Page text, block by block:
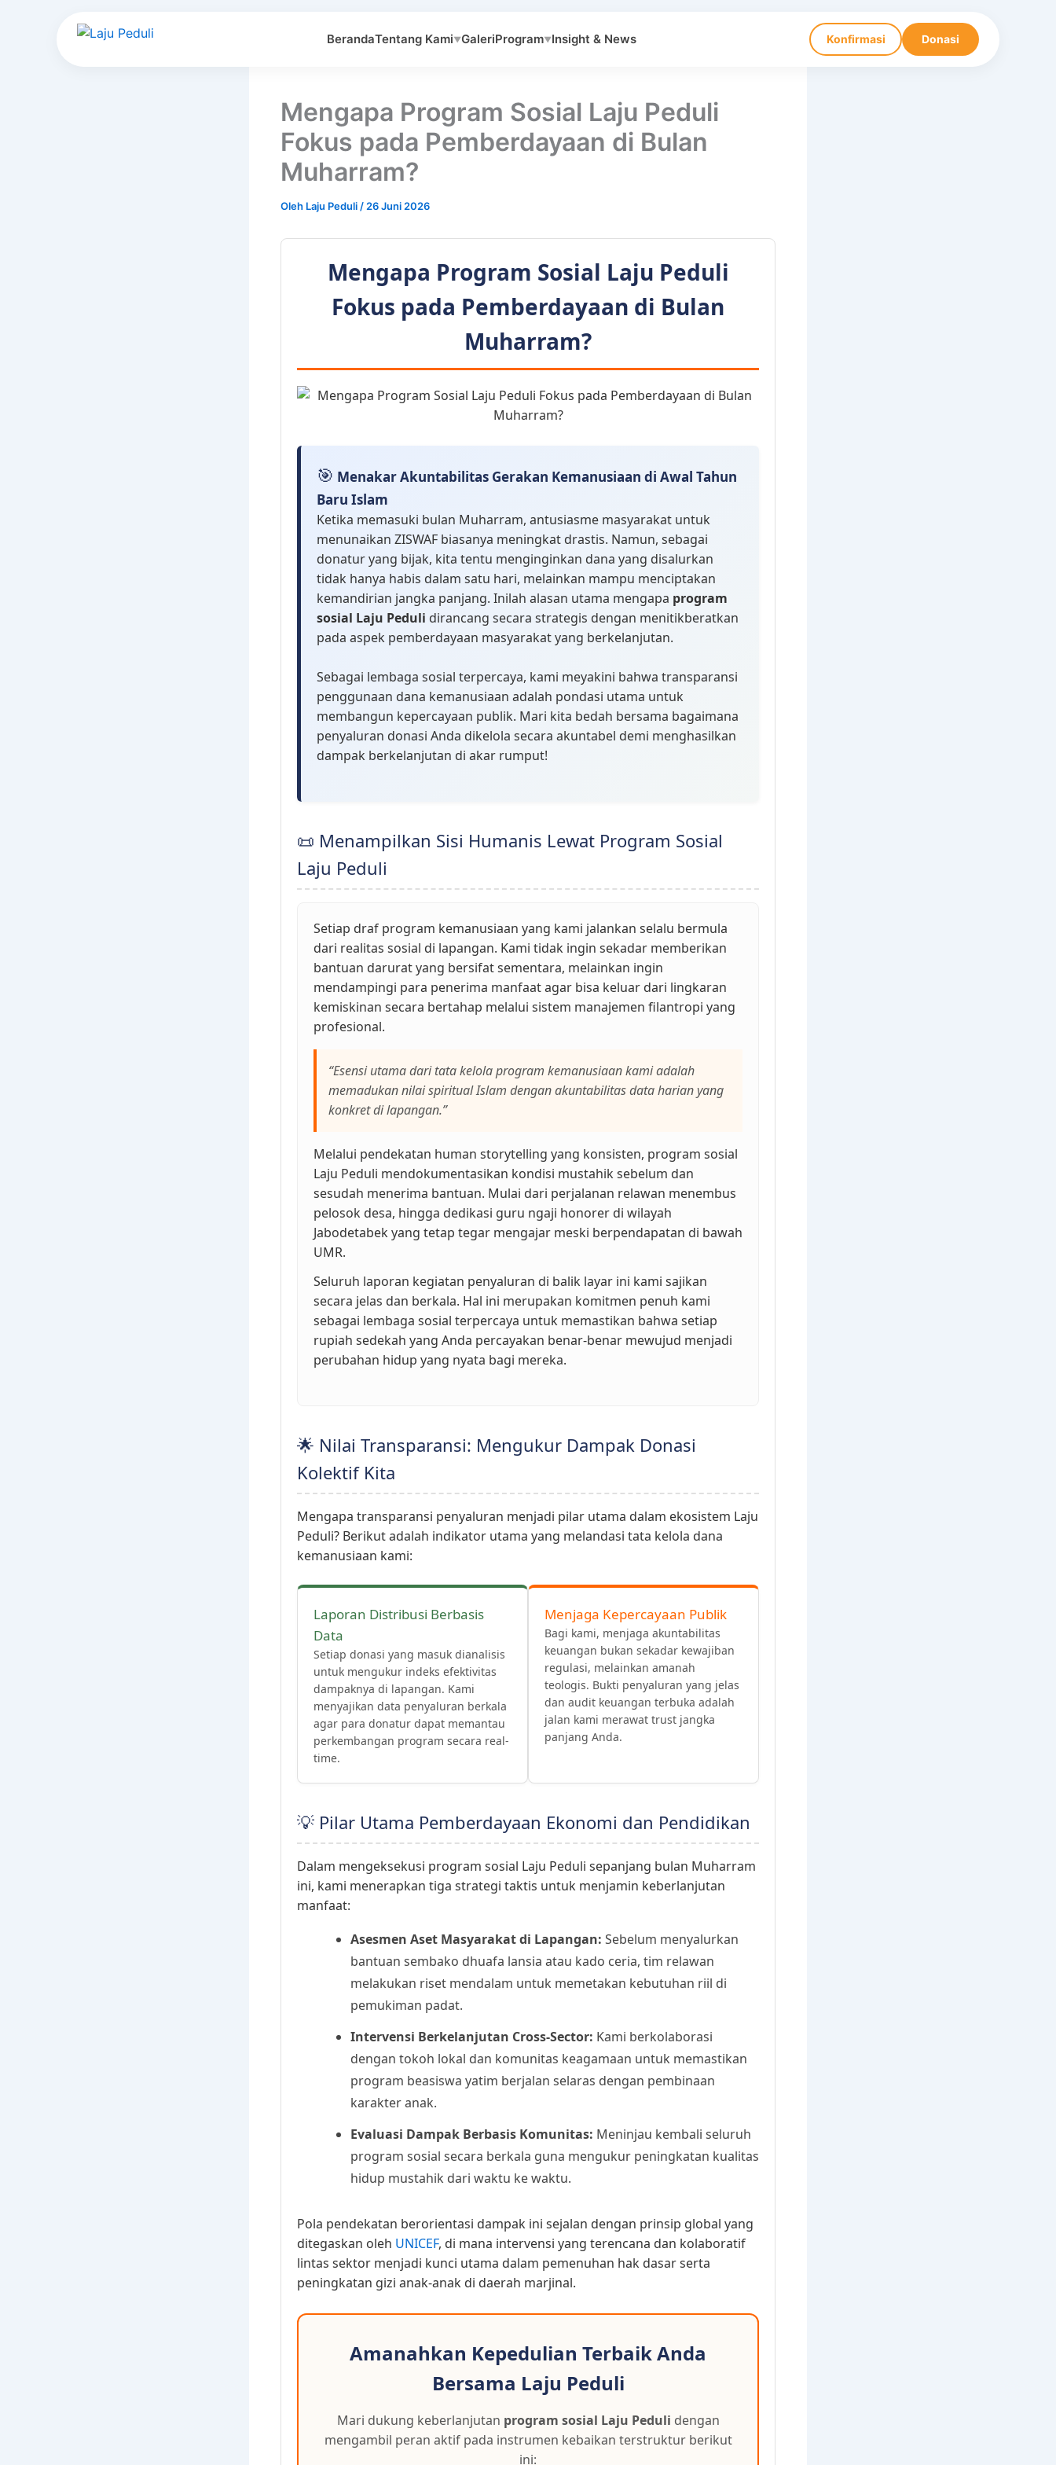
BerandaTentang Kami▼GaleriProgram▼Insight & News Konfirmasi Donasi
Mengapa Program Sosial Laju Peduli
Fokus pada Pemberdayaan di Bulan
Muharram?
Oleh Laju Peduli / 26 Juni 2026
Mengapa Program Sosial Laju Peduli
Fokus pada Pemberdayaan di Bulan
Muharram?
🎯 Menakar Akuntabilitas Gerakan Kemanusiaan di Awal Tahun
Baru Islam
Ketika memasuki bulan Muharram, antusiasme masyarakat untuk
menunaikan ZISWAF biasanya meningkat drastis. Namun, sebagai
donatur yang bijak, kita tentu menginginkan dana yang disalurkan
tidak hanya habis dalam satu hari, melainkan mampu menciptakan
kemandirian jangka panjang. Inilah alasan utama mengapa program
sosial Laju Peduli dirancang secara strategis dengan menitikberatkan
pada aspek pemberdayaan masyarakat yang berkelanjutan.
Sebagai lembaga sosial terpercaya, kami meyakini bahwa transparansi
penggunaan dana kemanusiaan adalah pondasi utama untuk
membangun kepercayaan publik. Mari kita bedah bersama bagaimana
penyaluran donasi Anda dikelola secara akuntabel demi menghasilkan
dampak berkelanjutan di akar rumput!
📜 Menampilkan Sisi Humanis Lewat Program Sosial
Laju Peduli
Setiap draf program kemanusiaan yang kami jalankan selalu bermula
dari realitas sosial di lapangan. Kami tidak ingin sekadar memberikan
bantuan darurat yang bersifat sementara, melainkan ingin
mendampingi para penerima manfaat agar bisa keluar dari lingkaran
kemiskinan secara bertahap melalui sistem manajemen filantropi yang
profesional.
“Esensi utama dari tata kelola program kemanusiaan kami adalah
memadukan nilai spiritual Islam dengan akuntabilitas data harian yang
konkret di lapangan.”
Melalui pendekatan human storytelling yang konsisten, program sosial
Laju Peduli mendokumentasikan kondisi mustahik sebelum dan
sesudah menerima bantuan. Mulai dari perjalanan relawan menembus
pelosok desa, hingga dedikasi guru ngaji honorer di wilayah
Jabodetabek yang tetap tegar mengajar meski berpendapatan di bawah
UMR.
Seluruh laporan kegiatan penyaluran di balik layar ini kami sajikan
secara jelas dan berkala. Hal ini merupakan komitmen penuh kami
sebagai lembaga sosial terpercaya untuk memastikan bahwa setiap
rupiah sedekah yang Anda percayakan benar-benar mewujud menjadi
perubahan hidup yang nyata bagi mereka.
🌟 Nilai Transparansi: Mengukur Dampak Donasi
Kolektif Kita
Mengapa transparansi penyaluran menjadi pilar utama dalam ekosistem Laju
Peduli? Berikut adalah indikator utama yang melandasi tata kelola dana
kemanusiaan kami:
Laporan Distribusi Berbasis
Data
Setiap donasi yang masuk dianalisis
untuk mengukur indeks efektivitas
dampaknya di lapangan. Kami
menyajikan data penyaluran berkala
agar para donatur dapat memantau
perkembangan program secara real-
time.
Menjaga Kepercayaan Publik
Bagi kami, menjaga akuntabilitas
keuangan bukan sekadar kewajiban
regulasi, melainkan amanah
teologis. Bukti penyaluran yang jelas
dan audit keuangan terbuka adalah
jalan kami merawat trust jangka
panjang Anda.
💡 Pilar Utama Pemberdayaan Ekonomi dan Pendidikan
Dalam mengeksekusi program sosial Laju Peduli sepanjang bulan Muharram
ini, kami menerapkan tiga strategi taktis untuk menjamin keberlanjutan
manfaat:
Asesmen Aset Masyarakat di Lapangan: Sebelum menyalurkan
bantuan sembako dhuafa lansia atau kado ceria, tim relawan
melakukan riset mendalam untuk memetakan kebutuhan riil di
pemukiman padat.
Intervensi Berkelanjutan Cross-Sector: Kami berkolaborasi
dengan tokoh lokal dan komunitas keagamaan untuk memastikan
program beasiswa yatim berjalan selaras dengan pembinaan
karakter anak.
Evaluasi Dampak Berbasis Komunitas: Meninjau kembali seluruh
program sosial secara berkala guna mengukur peningkatan kualitas
hidup mustahik dari waktu ke waktu.
Pola pendekatan berorientasi dampak ini sejalan dengan prinsip global yang
ditegaskan oleh UNICEF, di mana intervensi yang terencana dan kolaboratif
lintas sektor menjadi kunci utama dalam pemenuhan hak dasar serta
peningkatan gizi anak-anak di daerah marjinal.
Amanahkan Kepedulian Terbaik Anda
Bersama Laju Peduli
Mari dukung keberlanjutan program sosial Laju Peduli dengan
mengambil peran aktif pada instrumen kebaikan terstruktur berikut
ini: